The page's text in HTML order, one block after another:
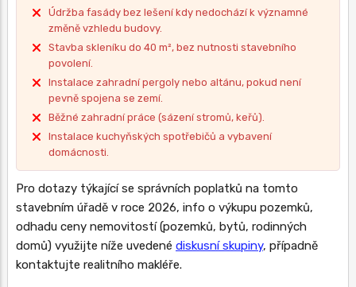
Údržba fasády bez lešení kdy nedochází k významné
změně vzhledu budovy.
Stavba skleníku do 40 m², bez nutnosti stavebního
povolení.
Instalace zahradní pergoly nebo altánu, pokud není
pevně spojena se zemí.
Běžné zahradní práce (sázení stromů, keřů).
Instalace kuchyňských spotřebičů a vybavení
domácnosti.
Pro dotazy týkající se správních poplatků na tomto
stavebním úřadě v roce 2026, info o výkupu pozemků,
odhadu ceny nemovitostí (pozemků, bytů, rodinných
domů) využijte níže uvedené diskusní skupiny, případně
kontaktujte realitního makléře.